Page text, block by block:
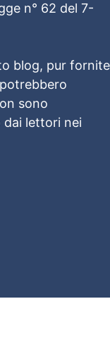
n° 62 del 7-
blog, pur fornite
sono
dai lettori nei